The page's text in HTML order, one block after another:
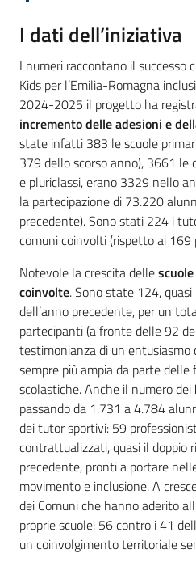
I dati dell’iniziativa
I numeri raccontano il successo
Kids per l’Emilia-Romagna
2024-2025 il progetto ha
incremento delle adesioni e
state infatti 383 le scuole
379 dello scorso anno), 3661 le
e pluriclassi, erano 3329 nello
la partecipazione di 73.220
precedente). Sono stati 224 i
comuni coinvolti (rispetto ai 169
Notevole la crescita delle
coinvolte. Sono state 124,
dell’anno precedente, per un
partecipanti (a fronte delle 92
testimonianza di un entusiasmo
sempre più ampia da parte
scolastiche. Anche il numero dei
passando da 1.731 a 4.784
dei tutor sportivi: 59
contrattualizzati, quasi il doppio
precedente, pronti a portare
movimento e inclusione. A
dei Comuni che hanno aderito
proprie scuole: 56 contro i 41
un coinvolgimento territoriale